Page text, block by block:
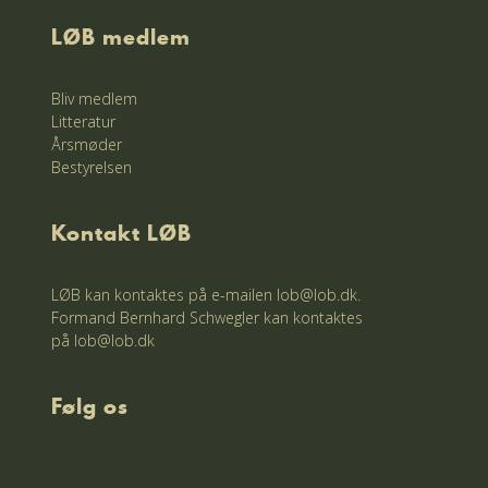
LØB medlem
Bliv medlem
Litteratur
Årsmøder
Bestyrelsen
Kontakt LØB
LØB kan kontaktes på e-mailen lob@lob.dk.
Formand Bernhard Schwegler kan kontaktes
på lob@lob.dk
Følg os